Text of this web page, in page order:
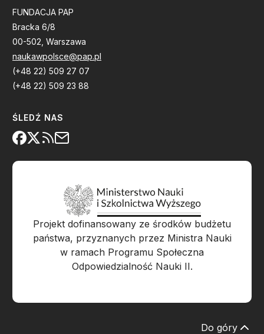
FUNDACJA PAP
Bracka 6/8
00-502, Warszawa
naukawpolsce@pap.pl
(+48 22) 509 27 07
(+48 22) 509 23 88
ŚLEDŹ NAS
Projekt dofinansowany ze środków budżetu
państwa, przyznanych przez Ministra Nauki
w ramach Programu Społeczna
Odpowiedzialność Nauki II.
Do góry